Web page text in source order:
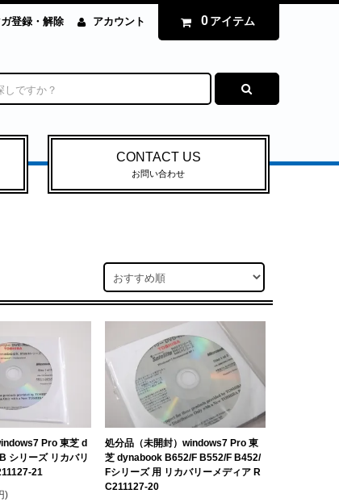
登録・解除 アカウント 0 アイテム
CONTACT US
お問い合わせ
Pro 東芝 d
シリーズ リカバリ
21
)
処分品（未開封）windows7 Pro 東
芝 dynabook B652/F B552/F B452/
Fシリーズ 用 リカバリーメディア R
C211127-20